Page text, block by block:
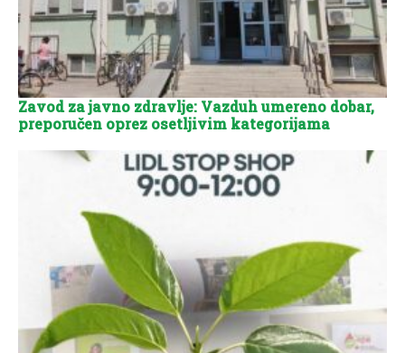
Zavod za javno zdravlje: Vazduh umereno dobar,
preporučen oprez osetljivim kategorijama